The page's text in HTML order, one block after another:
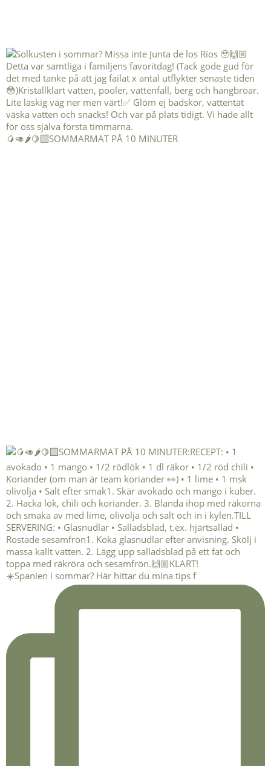
🥭🥑🌶️🍋‍🟩SOMMARMAT PÅ 10 MINUTER
☀️Spanien i sommar? Här hittar du mina tips f